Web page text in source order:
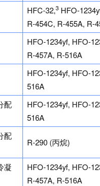
HFC-32,3 HFO-
R-454C, R-455A, R-
HFO-1234yf, HFO-
R-457A, R-516A
HFO-1234yf, HFO-
516A
配
HFO-1234yf, HFO-
516A
配
R-290 (丙烷)
凝
HFO-1234yf, HFO-
R-457A, R-516A